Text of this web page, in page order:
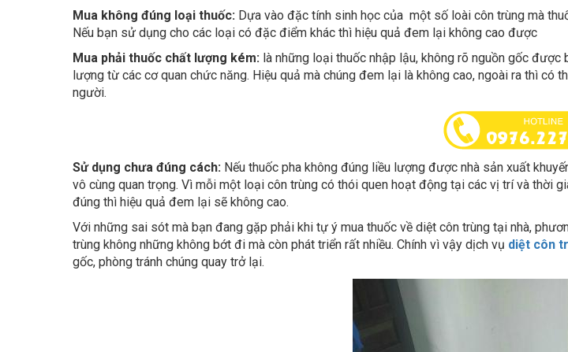
Nếu bạn sử dụng cho các loại có đặc điểm khác thì hiệu quả đem lại không cao được
Mua phải thuốc chất lượng kém:là những loại thuốc nhập lậu, không rõ nguồn gốc
lượng từ các cơ quan chức năng. Hiệu quả mà chúng đem lại là không cao, ngoài ra thì có
người.
Nếu thuốc pha không đúng liều lượng được nhà sản xuất
vô cùng quan trọng. Vì mỗi một loại côn trùng có thói quen hoạt động tại các vị trí và thời
đúng thì hiệu quả đem lại sẽ không cao.
Với những sai sót mà bạn đang gặp phải khi tự ý mua thuốc về diệt côn trùng tại nhà,
trùng không những không bớt đi mà còn phát triển rất nhiều. Chính vì vậy dịch vụ diệt côn
gốc, phòng tránh chúng quay trở lại.